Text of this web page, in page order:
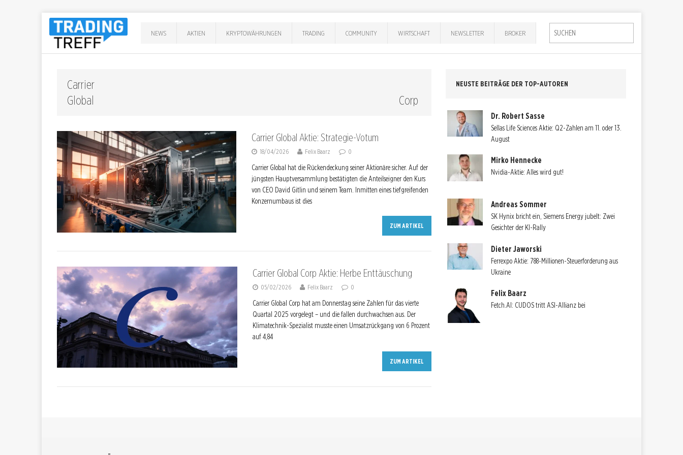
NEWS AKTIEN KRYPTOWÄHRUNGEN TRADING COMMUNITY WIRTSCHAFT NEWSLETTER BROKER
Carrier
Global Corp
Carrier Global Aktie: Strategie-Votum
18/04/2026 Felix Baarz 0
Carrier Global hat die Rückendeckung seiner Aktionäre sicher. Auf der
jüngsten Hauptversammlung bestätigten die Anteilseigner den Kurs
von CEO David Gitlin und seinem Team. Inmitten eines tiefgreifenden
Konzernumbaus ist dies
ZUM ARTIKEL
Carrier Global Corp Aktie: Herbe Enttäuschung
05/02/2026 Felix Baarz 0
Carrier Global Corp hat am Donnerstag seine Zahlen für das vierte
Quartal 2025 vorgelegt – und die fallen durchwachsen aus. Der
Klimatechnik-Spezialist musste einen Umsatzrückgang von 6 Prozent
auf 4,84
ZUM ARTIKEL
NEUSTE BEITRÄGE DER TOP-AUTOREN
Dr. Robert Sasse
Sellas Life Sciences Aktie: Q2-Zahlen am 11. oder 13.
August
Mirko Hennecke
Nvidia-Aktie: Alles wird gut!
Andreas Sommer
SK Hynix bricht ein, Siemens Energy jubelt: Zwei
Gesichter der KI-Rally
Dieter Jaworski
Ferrexpo Aktie: 788-Millionen-Steuerforderung aus
Ukraine
Felix Baarz
Fetch.AI: CUDOS tritt ASI-Allianz bei